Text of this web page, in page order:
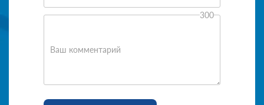
Ваш комментарий
300